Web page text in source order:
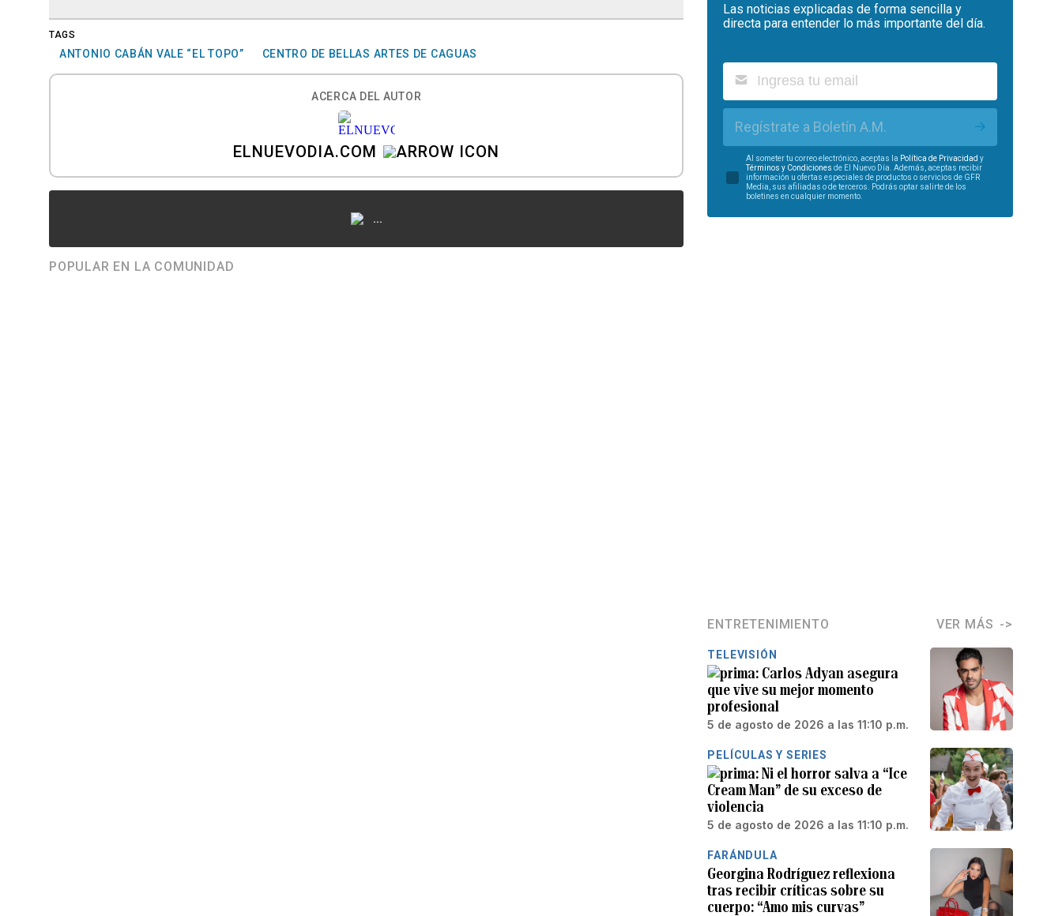
TAGS
ANTONIO CABÁN VALE “EL TOPO” CENTRO DE BELLAS ARTES DE CAGUAS
ACERCA DEL AUTOR
ELNUEVODIA.COM
...
POPULAR EN LA COMUNIDAD
Las noticias explicadas de forma sencilla y
directa para entender lo más importante del día.
Regístrate a Boletín A.M.
Al someter tu correo electrónico, aceptas la Política de Privacidad y
Términos y Condiciones de El Nuevo Día. Además, aceptas recibir
información u ofertas especiales de productos o servicios de GFR
Media, sus afiliadas o de terceros. Podrás optar salirte de los
boletines en cualquier momento.
ENTRETENIMIENTO VER MÁS
TELEVISIÓN
Carlos Adyan asegura
que vive su mejor momento
profesional
5 de agosto de 2026 a las 11:10 p.m.
PELÍCULAS Y SERIES
Ni el horror salva a “Ice
Cream Man” de su exceso de
violencia
5 de agosto de 2026 a las 11:10 p.m.
FARÁNDULA
Georgina Rodríguez reflexiona
tras recibir críticas sobre su
cuerpo: “Amo mis curvas”